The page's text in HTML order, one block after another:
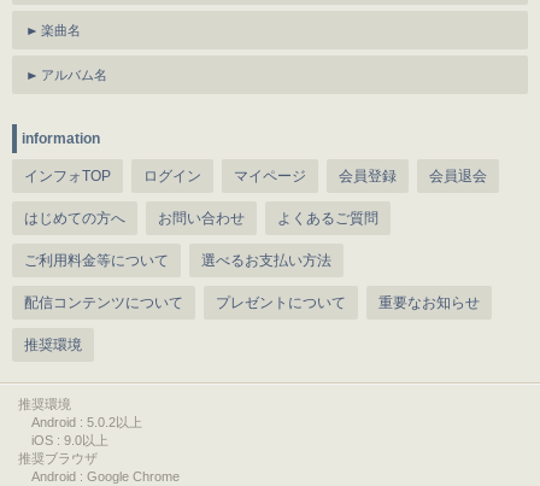
楽曲名
アルバム名
information
インフォTOP ログイン マイページ 会員登録 会員退会
はじめての方へ お問い合わせ よくあるご質問
ご利用料金等について 選べるお支払い方法
配信コンテンツについて プレゼントについて 重要なお知らせ
推奨環境
推奨環境
Android : 5.0.2以上
iOS : 9.0以上
推奨ブラウザ
Android : Google Chrome